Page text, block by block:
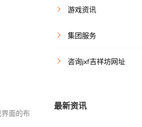
面的布
游戏资讯
集团服务
咨询jxf吉祥坊网址
最新资讯